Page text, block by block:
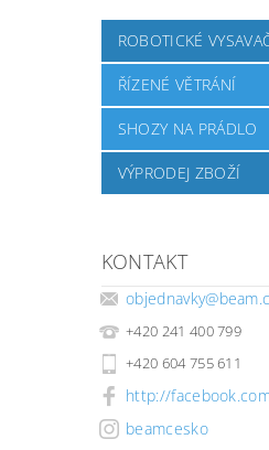
ROBOTICKÉ
ŘÍZENÉ VĚTRÁNÍ
SHOZY NA PRÁDLO
VÝPRODEJ ZBOŽÍ
KONTAKT
objednavky@
+420 241 400 799
+420 604 755 611
http://
beamcesko